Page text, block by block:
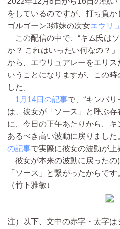
をしているのですが、打ち負か
ゴルゴーン3姉妹の次女エウリ
この配信の中で、“キム氏は
か？ これはいったい何なの？
から、エウリュアレーをエリス
いうことになりますが、この
した。
1月14日の記事で、“キンバ
は、彼女が「ソース」と呼ぶ存
に、今日の正午あたりから、
あるべき高い波動に戻りました
の記事で実際に彼女の波動が上
彼女が本来の波動に戻ったの
「ソース」と繋がったからです
（竹下雅敏）
注）以下、文中の赤字・太字